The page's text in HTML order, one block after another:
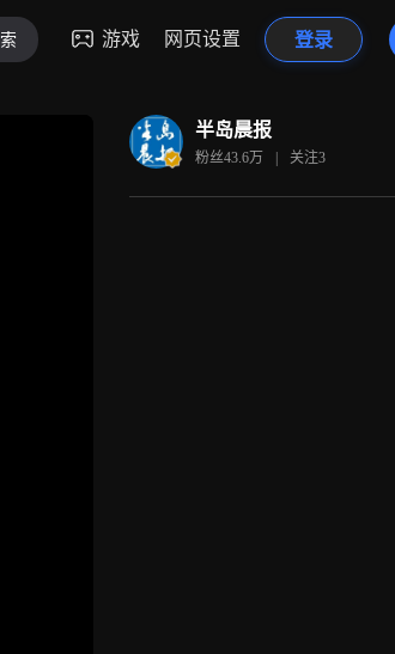
游戏 网页设置 登录
半岛晨报
粉丝43.6万 | 关注3